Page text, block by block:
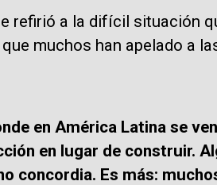
refirió a la difícil situación
muchos han apelado a
en América Latina se
en lugar de construir.
concordia. Es más: